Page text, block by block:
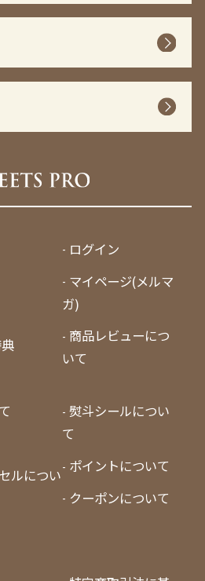
ログイン
マイページ(メルマ
ガ)
商品レビューにつ
いて
ルについ
熨斗シールについ
て
ポイントについて
クーポンについて